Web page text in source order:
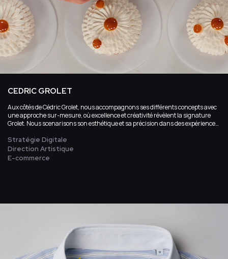
CEDRIC GROLET
Aux côtés de Cédric Grolet, nous accompagnons ses différents concepts avec
une approche sur-mesure, où excellence et créativité révèlent la signature
Grolet. Nous scenarisons son esthétique et sa précision dans des expériences
Stratégie Digitale
Direction Artistique
E-commerce